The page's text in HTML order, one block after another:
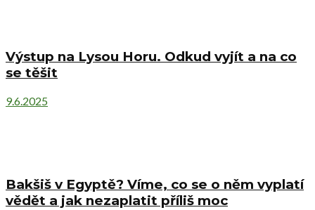
Výstup na Lysou Horu. Odkud vyjít a na co
se těšit
9.6.2025
Bakšiš v Egyptě? Víme, co se o něm vyplatí
vědět a jak nezaplatit příliš moc